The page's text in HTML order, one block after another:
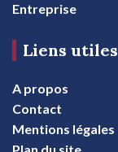
Entreprise
Liens utiles
A propos
Contact
Mentions légales